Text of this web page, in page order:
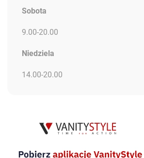
Sobota
9.00-20.00
Niedziela
14.00-20.00